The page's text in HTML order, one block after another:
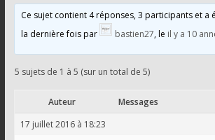
le
mode
zombie
de
Call
Ce sujet contient 4 réponses, 3 participants et a
la dernière fois par
bastien27 , le il y a 10
5 sujets de 1 à 5 (sur un total de 5)
Auteur
Messages
17 juillet 2016 à 18:23